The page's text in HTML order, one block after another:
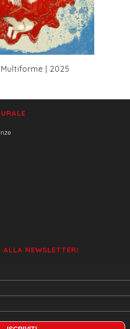
| 2025
ALLA NEWSLETTER!